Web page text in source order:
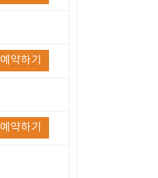
예약하기
예약하기